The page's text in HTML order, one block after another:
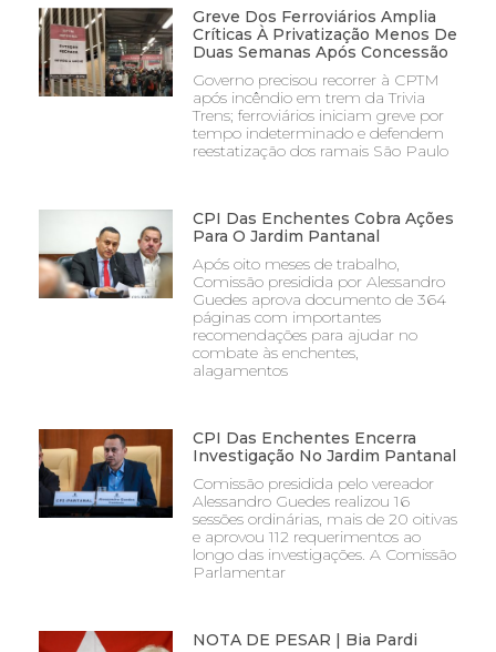
Greve Dos Ferroviários Amplia
Críticas À Privatização Menos De
Duas Semanas Após Concessão
Governo precisou recorrer à CPTM
após incêndio em trem da Trivia
Trens; ferroviários iniciam greve por
tempo indeterminado e defendem
reestatização dos ramais São Paulo
CPI Das Enchentes Cobra Ações
Para O Jardim Pantanal
Após oito meses de trabalho,
Comissão presidida por Alessandro
Guedes aprova documento de 364
páginas com importantes
recomendações para ajudar no
combate às enchentes,
alagamentos
CPI Das Enchentes Encerra
Investigação No Jardim Pantanal
Comissão presidida pelo vereador
Alessandro Guedes realizou 16
sessões ordinárias, mais de 20 oitivas
e aprovou 112 requerimentos ao
longo das investigações. A Comissão
Parlamentar
NOTA DE PESAR | Bia Pardi